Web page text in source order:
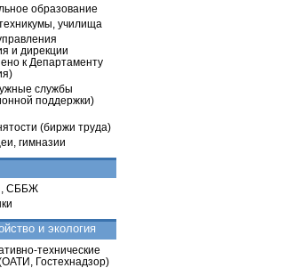
образование
училища
и дирекции
к Департаменту
службы
поддержки)
(биржи труда)
гимназии
СББЖ
и экология
технические
Гостехнадзор)